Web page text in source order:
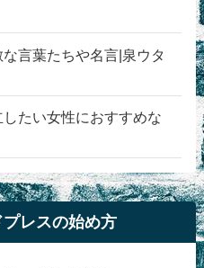
言葉たちや名言|泉ウタ
たい女性におすすめな
レスの始め方